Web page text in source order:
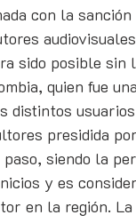
con la
sido posible
quien fue
distintos
presidida
siendo la
y es
en la región.